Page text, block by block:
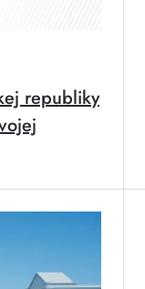
republiky